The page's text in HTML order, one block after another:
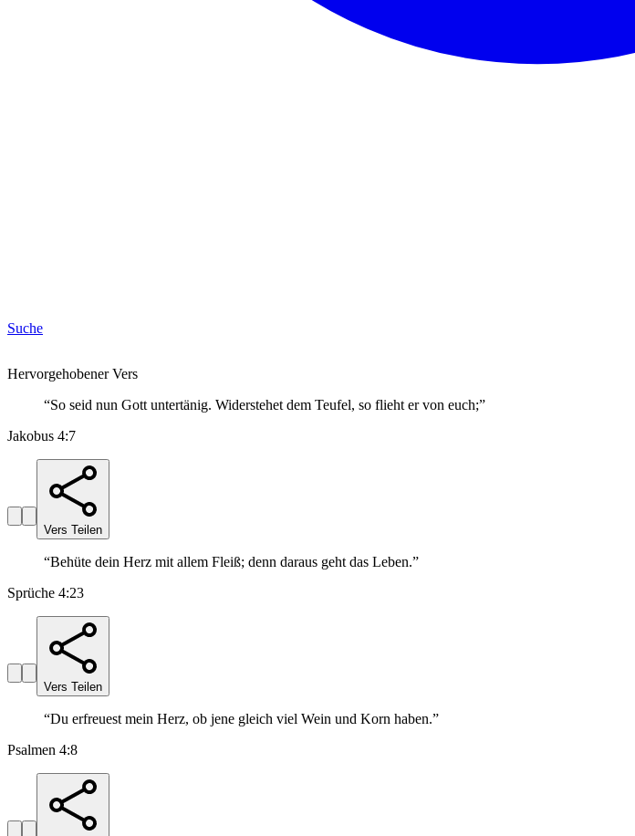
Suche
Hervorgehobener Vers
“So seid nun Gott untertänig. Widerstehet dem Teufel, so flieht er von euch;”
Jakobus 4:7
Vers Teilen
“Behüte dein Herz mit allem Fleiß; denn daraus geht das Leben.”
Sprüche 4:23
Vers Teilen
“Du erfreuest mein Herz, ob jene gleich viel Wein und Korn haben.”
Psalmen 4:8